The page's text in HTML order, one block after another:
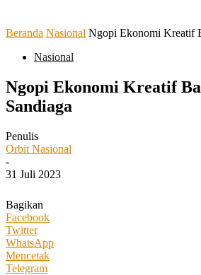
Beranda Nasional Ngopi Ekonomi Kreatif
Nasional
Ngopi Ekonomi Kreatif
Sandiaga
Penulis
Orbit Nasional
-
31 Juli 2023
Bagikan
Facebook
Twitter
WhatsApp
Mencetak
Telegram